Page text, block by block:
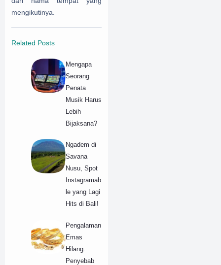
mengikutinya.
Related Posts
Mengapa
Seorang
Penata
Musik Harus
Lebih
Bijaksana?
Ngadem di
Savana
Nusu, Spot
Instagramab
le yang Lagi
Hits di Bali!
Pengalaman
Emas
Hilang:
Penyebab